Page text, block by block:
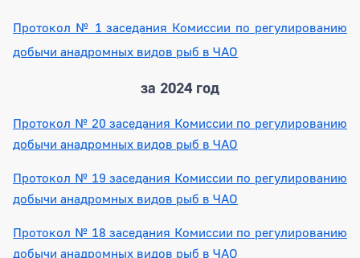
Протокол № 1 заседания Комиссии по регулированию
добычи анадромных видов рыб в ЧАО
за 2024 год
Протокол № 20 заседания Комиссии по регулированию
добычи анадромных видов рыб в ЧАО
Протокол № 19 заседания Комиссии по регулированию
добычи анадромных видов рыб в ЧАО
Протокол № 18 заседания Комиссии по регулированию
добычи анадромных видов рыб в ЧАО